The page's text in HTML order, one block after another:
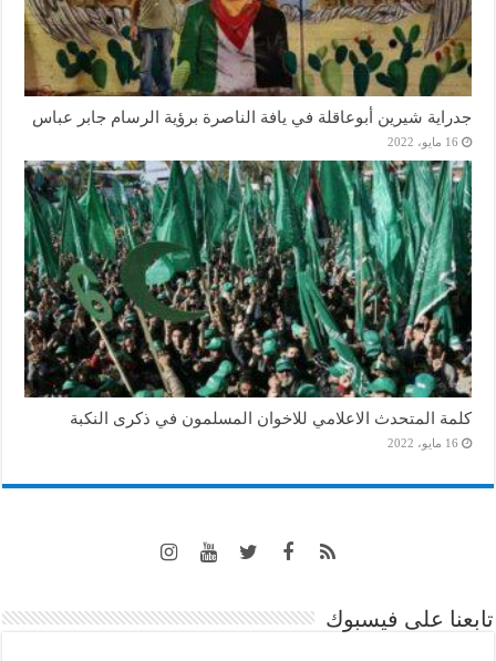
جدراية شيرين أبوعاقلة في يافة الناصرة برؤية الرسام جابر عباس
16 مايو، 2022
كلمة المتحدث الاعلامي للاخوان المسلمون في ذكرى النكبة
16 مايو، 2022
تابعنا على فيسبوك